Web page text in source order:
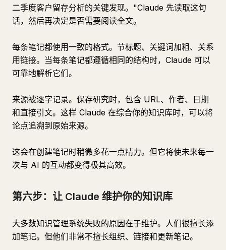
二季度客户留存分析的关键发现。"Claude 先读取这句
话，然后再决定是否需要阅读全文。
每条笔记都使用一致的格式。节标题、关键词加粗、关系
用链接。当每条笔记都遵循相同的结构时，Claude 可以
可靠地解析它们。
来源被逐字记录。保存研究时，包含 URL、作者、日期
和直接引文。这样 Claude 在综合你的知识库时，可以将
论点追溯到原始来源。
这会在创建笔记时稍微多花一点精力。但它将使未来每一
次与 AI 的互动都变得极其高效。
第六步：让 Claude 维护你的知识库
大多数知识管理系统失败的原因在于维护。人们很擅长添
加笔记。但他们非常不擅长组织、链接和更新笔记。